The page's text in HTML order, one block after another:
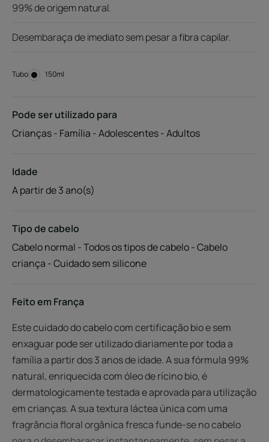
99% de origem natural.
Desembaraça de imediato sem pesar a fibra capilar.
Tubo Tubo
150ml
Pode ser utilizado para
Crianças - Família - Adolescentes - Adultos
Idade
A partir de 3 ano(s)
Tipo de cabelo
Cabelo normal - Todos os tipos de cabelo - Cabelo
criança - Cuidado sem silicone
Feito em França
Este cuidado do cabelo com certificação bio e sem
enxaguar pode ser utilizado diariamente por toda a
família a partir dos 3 anos de idade. A sua fórmula 99%
natural, enriquecida com óleo de rícino bio, é
dermatologicamente testada e aprovada para utilização
em crianças. A sua textura láctea única com uma
fragrância floral orgânica fresca funde-se no cabelo